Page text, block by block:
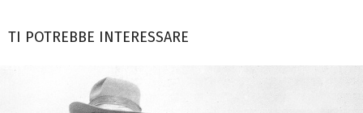
TI POTREBBE INTERESSARE